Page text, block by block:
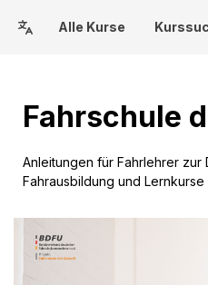
Alle Kurse
Fahrschule
Anleitungen für Fahrlehrer
Fahrausbildung und